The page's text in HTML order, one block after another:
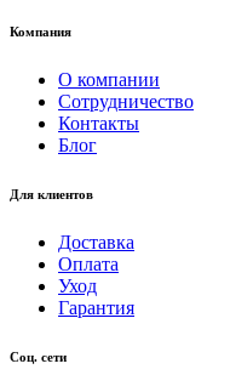
Компания
О компании
Сотрудничество
Контакты
Блог
Для клиентов
Доставка
Оплата
Уход
Гарантия
Соц. сети